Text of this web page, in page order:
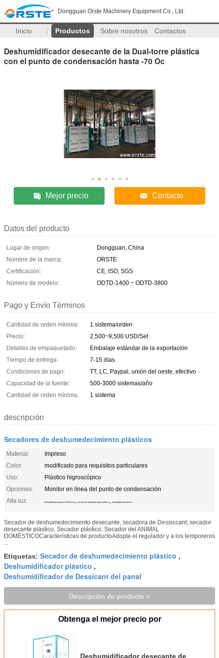
Dongguan Orste Machinery Equipment Co., Ltd.
Inicio Productos Sobre nosotros Contactos
Deshumidificador desecante de la Dual-torre plástica
con el punto de condensación hasta -70 Oc
Mejor precio Contacto
Datos del producto
Lugar de origen:
Dongguan, China
Nombre de la marca:
ORSTE
Certificación:
CE, ISO, SGS
Número de modelo:
ODTD-1400 ~ ODTD-3800
Pago y Envío Términos
Cantidad de orden mínima:
1 sistema/orden
Precio:
2,500~9,500 USD/Set
Detalles de empaquetado:
Embalaje estándar de la exportación
Tiempo de entrega:
7-15 días
Condiciones de pago:
TT, LC, Paypal, unión del oeste, efectivo
Capacidad de la fuente:
500-3000 sistemas/año
Cantidad de orden mínima:
1 sistema
descripción
Secadores de deshumedecimiento plásticos
Material:
Impreso
Color:
modificado para requisitos particulares
Uso:
Plástico higroscópico
Opciones:
Monitor en línea del punto de condensación
Alta luz:
Deshumidificador plástico de Dessicant , Secador de deshumedecimiento plástico , Deshumidificador plástico
Secador de deshumedecimiento desecante, secadora de Dessiccant, secador
desecante plástico; Secador plástico; Secador del ANIMAL
DOMÉSTICOCaracterísticas de productoAdopte el regulador y a los temporeros
...
Etiquetas: Secador de deshumedecimiento plástico ,
Deshumidificador plástico ,
Deshumidificador de Dessicant del panal
Descripción de producto >
Obtenga el mejor precio por
Deshumidificador desecante de